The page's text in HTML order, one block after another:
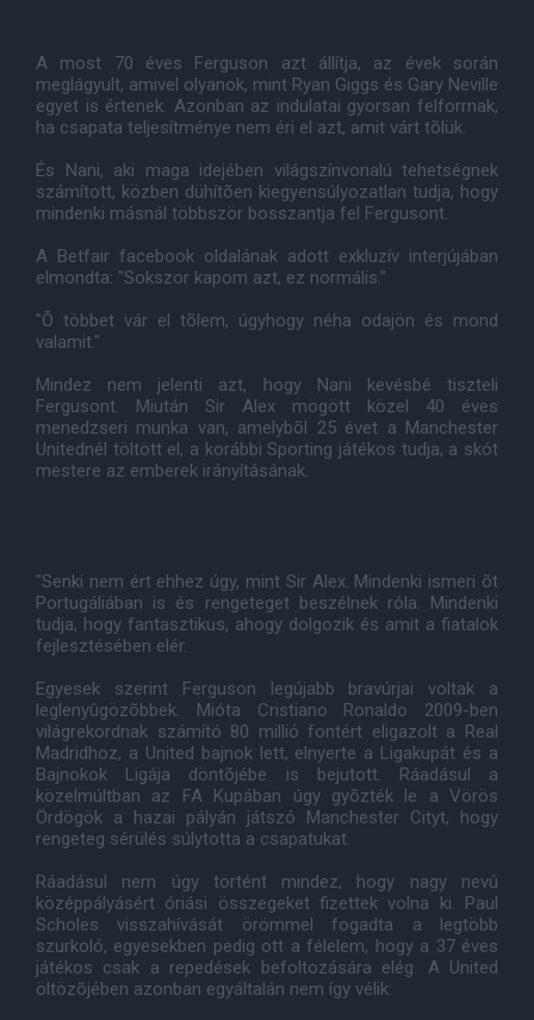
A most 70 éves Ferguson azt állítja, az évek során
meglágyult, amivel olyanok, mint Ryan Giggs és Gary Neville
egyet is értenek. Azonban az indulatai gyorsan felforrnak,
ha csapata teljesítménye nem éri el azt, amit várt tõlük.
És Nani, aki maga idejében világszínvonalú tehetségnek
számított, közben dühítõen kiegyensúlyozatlan tudja, hogy
mindenki másnál többször bosszantja fel Fergusont.
A Betfair facebook oldalának adott exkluzív interjújában
elmondta: "Sokszor kapom azt, ez normális."
"Õ többet vár el tõlem, úgyhogy néha odajön és mond
valamit."
Mindez nem jelenti azt, hogy Nani kevésbé tiszteli
Fergusont. Miután Sir Alex mögött közel 40 éves
menedzseri munka van, amelybõl 25 évet a Manchester
Unitednél töltött el, a korábbi Sporting játékos tudja, a skót
mestere az emberek irányításának.
"Senki nem ért ehhez úgy, mint Sir Alex. Mindenki ismeri õt
Portugáliában is és rengeteget beszélnek róla. Mindenki
tudja, hogy fantasztikus, ahogy dolgozik és amit a fiatalok
fejlesztésében elér.
Egyesek szerint Ferguson legújabb bravúrjai voltak a
leglenyûgözõbbek. Mióta Cristiano Ronaldo 2009-ben
világrekordnak számító 80 millió fontért eligazolt a Real
Madridhoz, a United bajnok lett, elnyerte a Ligakupát és a
Bajnokok Ligája döntõjébe is bejutott. Ráadásul a
közelmúltban az FA Kupában úgy gyõzték le a Vörös
Ördögök a hazai pályán játszó Manchester Cityt, hogy
rengeteg sérülés súlytotta a csapatukat.
Ráadásul nem úgy történt mindez, hogy nagy nevû
középpályásért óriási összegeket fizettek volna ki. Paul
Scholes visszahívását örömmel fogadta a legtöbb
szurkoló, egyesekben pedig ott a félelem, hogy a 37 éves
játékos csak a repedések befoltozására elég. A United
öltözõjében azonban egyáltalán nem így vélik: